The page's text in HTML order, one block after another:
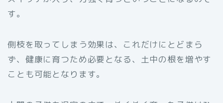
す。
側枝を取ってしまう効果は、これだけにとどまら
ず、健康に育つため必要となる、土中の根を増やす
ことも可能となります。